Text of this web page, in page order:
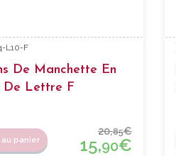
L10-F
De Manchette En
De Lettre F
panier
20,85€
15,90€